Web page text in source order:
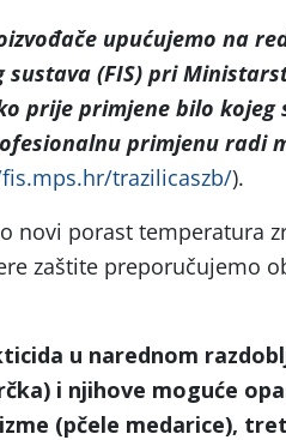
upućujemo na
(FIS) pri
prije primjene bilo kojeg
primjenu radi
trazilicaszb/).
novi porast temperatura
zaštite preporučujemo
u narednom
i njihove moguće
(pčele medarice),